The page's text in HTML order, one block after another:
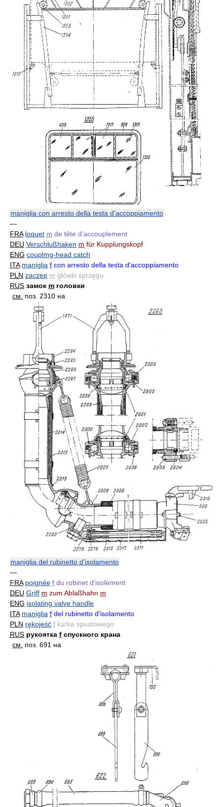
maniglia con arresto della testa d'accoppiamento
—
FRA loquet m de tête d’accouplement
DEU Verschlußhaken m für Kupplungskopf
ENG couplmg-head catch
ITA maniglia f con arresto della testa d'accoppiamento
PLN zaczep m główki sprzęgu
RUS замок m головки
см.
поз. 2310 на
maniglia del rubinetto d'isolamento
—
FRA poignée f du robinet d’isolement
DEU Griff m zum Ablaßhahn m
ENG isolating valve handle
ITA maniglia f del rubinetto d'isolamento
PLN rękojeść f kurka spustowego
RUS рукоятка f спускного крана
см.
поз. 691 на